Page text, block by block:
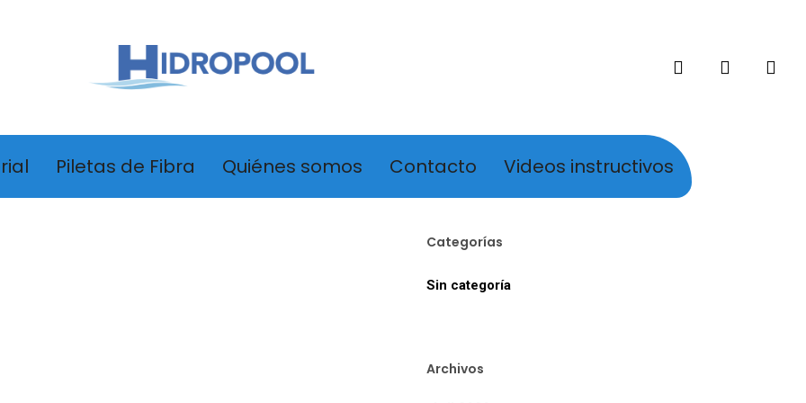
Piletas de Fibra Quiénes somos Contacto Videos instructivos
Categorías
Sin categoría
Archivos